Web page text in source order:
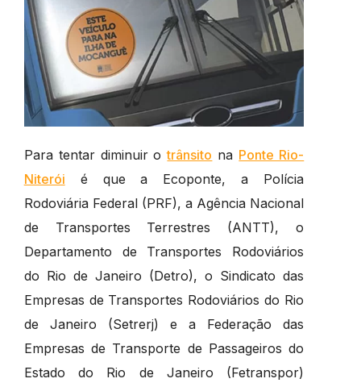
Para tentar diminuir otrânsito na Ponte Rio-
Niterói é que a Ecoponte, a Polícia
Rodoviária Federal (PRF), a Agência Nacional
de Transportes Terrestres (ANTT), o
Departamento de Transportes Rodoviários
do Rio de Janeiro (Detro), o Sindicato das
Empresas de Transportes Rodoviários do Rio
de Janeiro (Setrerj) e a Federação das
Empresas de Transporte de Passageiros do
Estado do Rio de Janeiro (Fetranspor)